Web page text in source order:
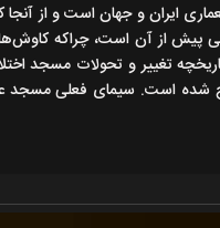
ایران و جهان است و از
پیش از آن است، چراکه
تغییر و تحولات مسجد
است. سیمای فعلی مسجد